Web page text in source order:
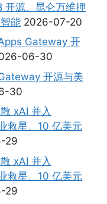
源、昆仑万维押
能 2026-07-20
Gateway 开
06-30
开源与美
30
xAI 并入
救星、10 亿美元
29
xAI 并入
救星、10 亿美元
29